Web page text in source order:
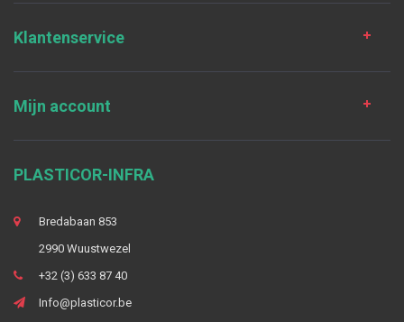
Klantenservice
Mijn account
PLASTICOR-INFRA
Bredabaan 853
2990 Wuustwezel
+32 (3) 633 87 40
Info@plasticor.be